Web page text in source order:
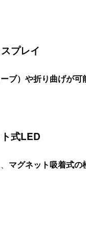
プレイ
ブ）や折り曲げが
式LED
マグネット吸着式